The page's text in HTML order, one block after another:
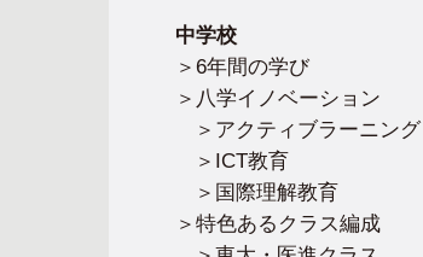
中学校
6年間の学び
八学イノベーション
アクティブラーニング
ICT教育
国際理解教育
特色あるクラス編成